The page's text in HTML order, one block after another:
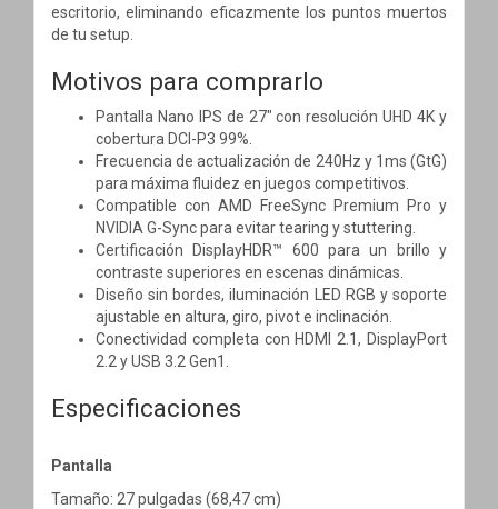
escritorio, eliminando eficazmente los puntos muertos
de tu setup.
Motivos para comprarlo
Pantalla Nano IPS de 27" con resolución UHD 4K y
cobertura DCI-P3 99%.
Frecuencia de actualización de 240Hz y 1ms (GtG)
para máxima fluidez en juegos competitivos.
Compatible con AMD FreeSync Premium Pro y
NVIDIA G-Sync para evitar tearing y stuttering.
Certificación DisplayHDR™ 600 para un brillo y
contraste superiores en escenas dinámicas.
Diseño sin bordes, iluminación LED RGB y soporte
ajustable en altura, giro, pivot e inclinación.
Conectividad completa con HDMI 2.1, DisplayPort
2.2 y USB 3.2 Gen1.
Especificaciones
Pantalla
Tamaño: 27 pulgadas (68,47 cm)